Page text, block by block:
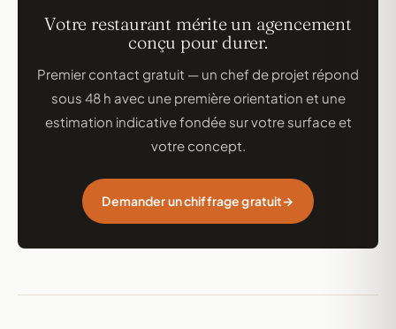
Votre restaurant mérite un agencement
conçu pour durer.
Premier contact gratuit — un chef de projet répond
sous 48 h avec une première orientation et une
estimation indicative fondée sur votre surface et
votre concept.
Demander un chiffrage gratuit